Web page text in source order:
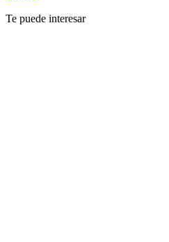
Te puede interesar